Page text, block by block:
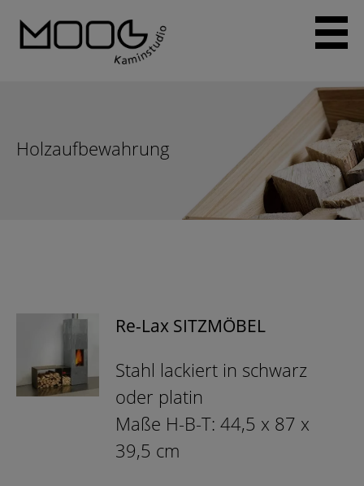
Holzaufbewahrung
Re-Lax SITZMÖBEL
Stahl lackiert in schwarz
oder platin
Maße H-B-T: 44,5 x 87 x
39,5 cm